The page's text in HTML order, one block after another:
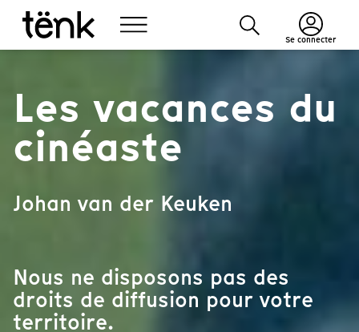
Se connecter
Les vacances du
cinéaste
Johan van der Keuken
Nous ne disposons pas des
droits de diffusion pour votre
territoire.